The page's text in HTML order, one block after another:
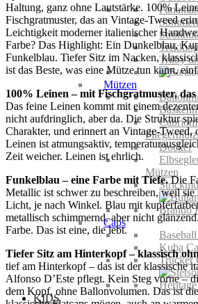
Trilby
Mützen
Docker
Mützen
Caps
Kuba
Trucker
KIDS
Haltung, ganz ohne Lautstärke. 100%
Fischgratmuster, das an Vintage-Tweed
Leichtigkeit moderner italienischer
Farbe? Das Highlight: Ein Dunkelblau,
Funkelblau. Tiefer Sitz im Nacken,
ist das Beste, was eine Mütze tun kann,
100% Leinen – mit Fischgratmuster,
Das feine Leinen kommt mit einem
nicht aufdringlich, aber da. Die Struktur
Charakter, und erinnert an Vintage-Tweed,
Leinen ist atmungsaktiv,
Zeit weicher. Leinen ist ehrlich.
Funkelblau – eine Farbe mit Tiefe.Die
Metallic ist schwer zu beschreiben, weil sie
Licht, je nach Winkel. Blau mit
metallisch schimmernd, aber nicht
Farbe. Das ist eine, die lebt.
Tiefer Sitz am Hinterkopf – klassisch
tief am Hinterkopf – das ist der klassische
Alfonso D’Este pflegt. Kein Steg vorne –
dem Kopf, ohne Ballonvolumen. Das ist